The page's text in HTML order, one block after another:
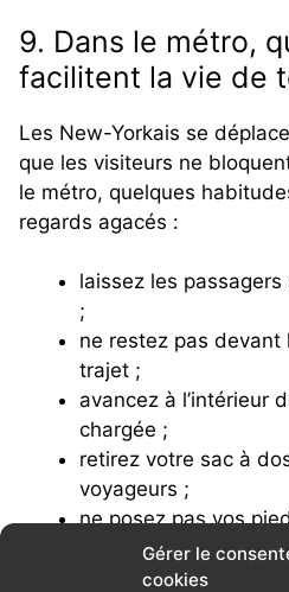
Gérer le
cookies
9. Dans le métro,
facilitent la vie de
Les New-Yorkais se
que les visiteurs ne
le métro, quelques
regards agacés :
laissez les
;
ne restez pas
trajet ;
avancez à l’intérieur
chargée ;
retirez votre sac à
voyageurs ;
ne posez pas vos
un siège ;
utilisez des